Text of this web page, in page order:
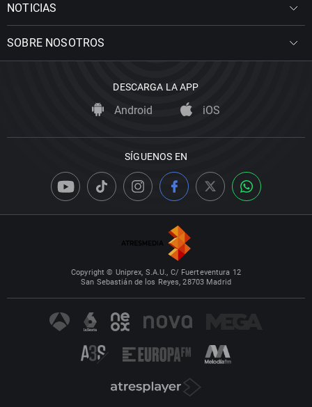
NOTICIAS
SOBRE NOSOTROS
DESCARGA LA APP
Android iOS
SÍGUENOS EN
Copyright © Uniprex, S.A.U., C/ Fuerteventura 12
San Sebastián de los Reyes, 28703 Madrid